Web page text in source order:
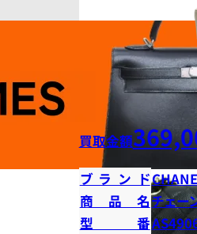
買取金額
ブランド
商品名チェー
型番